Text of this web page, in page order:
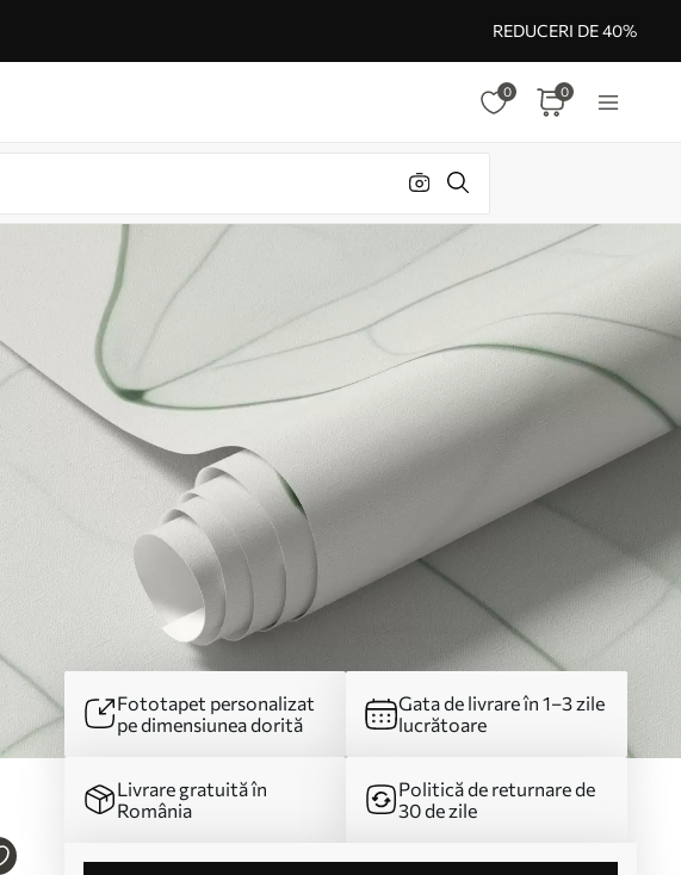
REDUCERI DE 40%
0 0
Fototapet personalizat
pe dimensiunea dorită
Gata de livrare în 1–3 zile
lucrătoare
Livrare gratuită în
România
Politică de returnare de
30 de zile